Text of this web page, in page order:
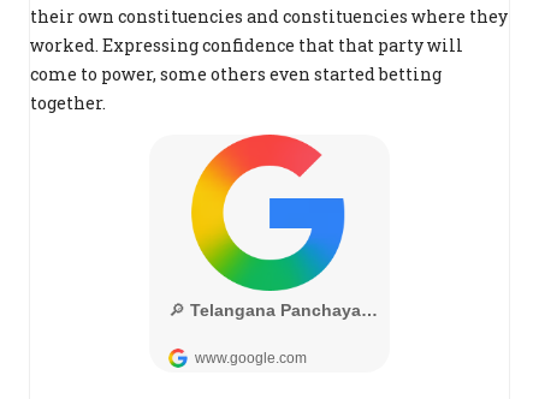
their own constituencies and constituencies where they
worked. Expressing confidence that that party will
come to power, some others even started betting
together.